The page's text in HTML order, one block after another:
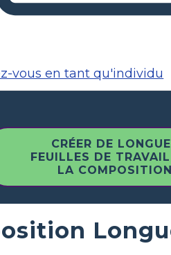
vous en tant qu'individu
CRÉER DE
FEUILLES DE
LA COMPOSITION